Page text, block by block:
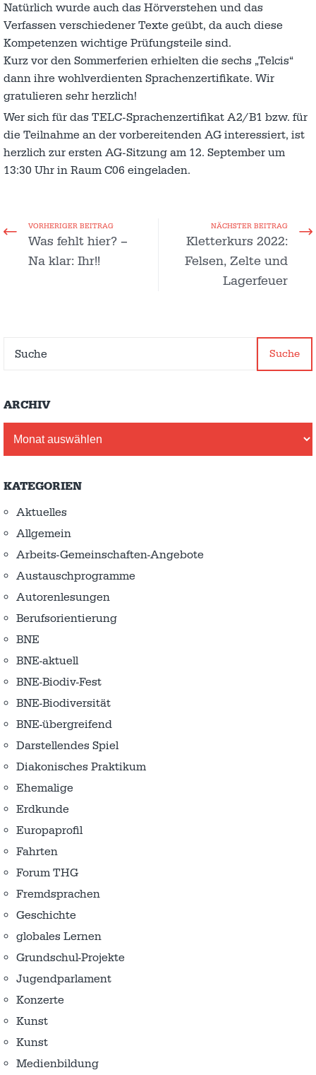
Natürlich wurde auch das Hörverstehen und das
Verfassen verschiedener Texte geübt, da auch diese
Kompetenzen wichtige Prüfungsteile sind.
Kurz vor den Sommerferien erhielten die sechs „Telcis“
dann ihre wohlverdienten Sprachenzertifikate. Wir
gratulieren sehr herzlich!
Wer sich für das TELC-Sprachenzertifikat A2/B1 bzw. für
die Teilnahme an der vorbereitenden AG interessiert, ist
herzlich zur ersten AG-Sitzung am 12. September um
13:30 Uhr in Raum C06 eingeladen.
VORHERIGER BEITRAG
Was fehlt hier? –
Na klar: Ihr!!
NÄCHSTER BEITRAG
Kletterkurs 2022:
Felsen, Zelte und
Lagerfeuer
Suche
ARCHIV
KATEGORIEN
Aktuelles
Allgemein
Arbeits-Gemeinschaften-Angebote
Austausch­programme
Autorenlesungen
Berufsorientierung
BNE
BNE-aktuell
BNE-Biodiv-Fest
BNE-Biodiversität
BNE-übergreifend
Darstellendes Spiel
Diakonisches Praktikum
Ehemalige
Erdkunde
Europaprofil
Fahrten
Forum THG
Fremdsprachen
Geschichte
globales Lernen
Grundschul-Projekte
Jugendparlament
Konzerte
Kunst
Kunst
Medienbildung